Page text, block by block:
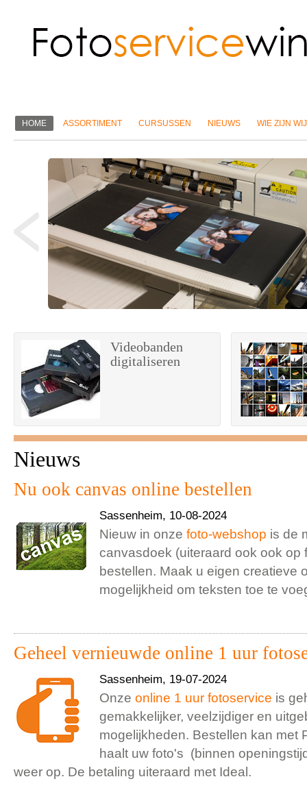
HOME ASSORTIMENT CURSUSSEN NIEUWS WIE ZIJN WIJ
Videobanden
digitaliseren
Nieuws
Nu ook canvas online bestellen
Sassenheim, 10-08-2024
Nieuw in onze foto-webshop is de
canvasdoek (uiteraard ook ook op
bestellen. Maak u eigen creatieve
mogelijkheid om teksten toe te
Geheel vernieuwde online 1 uur
Sassenheim, 19-07-2024
Onze online 1 uur fotoservice is
gemakkelijker, veelzijdiger en
mogelijkheden. Bestellen kan met
haalt uw foto's (binnen
weer op. De betaling uiteraard met Ideal.